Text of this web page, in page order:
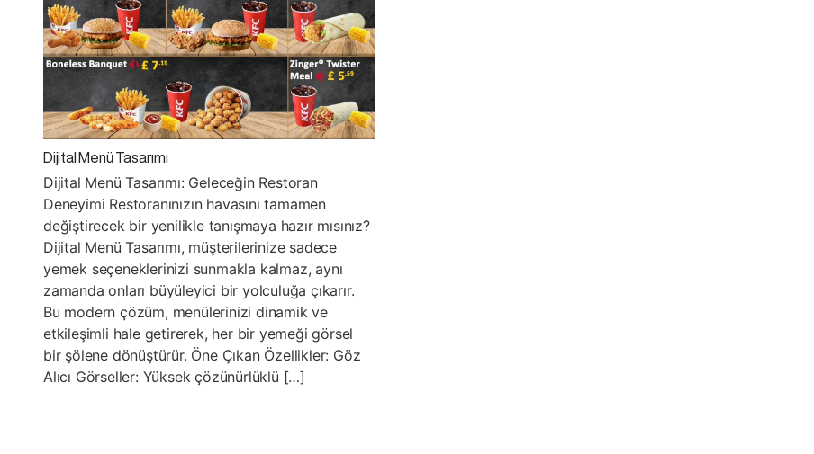
Dijital Menü Tasarımı
Dijital Menü Tasarımı: Geleceğin Restoran
Deneyimi Restoranınızın havasını tamamen
değiştirecek bir yenilikle tanışmaya hazır mısınız?
Dijital Menü Tasarımı, müşterilerinize sadece
yemek seçeneklerinizi sunmakla kalmaz, aynı
zamanda onları büyüleyici bir yolculuğa çıkarır.
Bu modern çözüm, menülerinizi dinamik ve
etkileşimli hale getirerek, her bir yemeği görsel
bir şölene dönüştürür. Öne Çıkan Özellikler: Göz
Alıcı Görseller: Yüksek çözünürlüklü […]